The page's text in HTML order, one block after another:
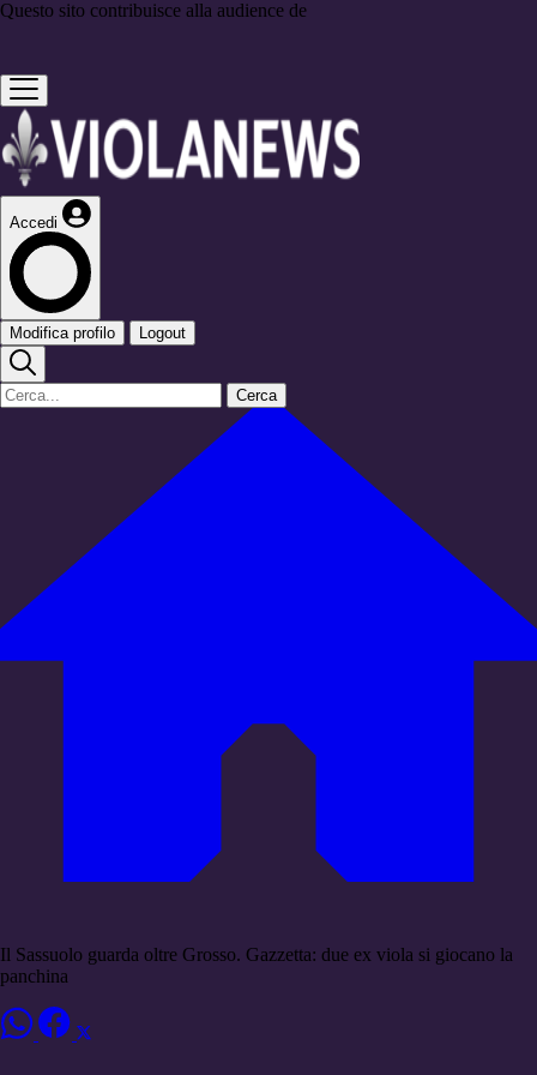
Questo sito contribuisce alla audience de
Accedi
Modifica profilo Logout
Cerca
Il Sassuolo guarda oltre Grosso. Gazzetta: due ex viola si giocano la
panchina